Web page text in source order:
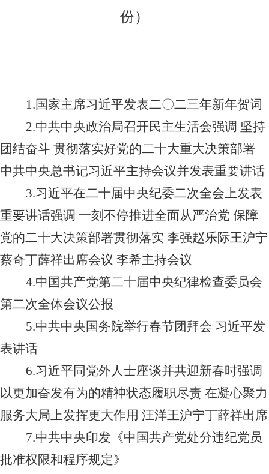
份）
1.国家主席习近平发表二〇二三年新年贺词
2.中共中央政治局召开民主生活会强调 坚持
团结奋斗 贯彻落实好党的二十大重大决策部署
中共中央总书记习近平主持会议并发表重要讲话
3.习近平在二十届中央纪委二次全会上发表
重要讲话强调 一刻不停推进全面从严治党 保障
党的二十大决策部署贯彻落实 李强赵乐际王沪宁
蔡奇丁薛祥出席会议 李希主持会议
4.中国共产党第二十届中央纪律检查委员会
第二次全体会议公报
5.中共中央国务院举行春节团拜会 习近平发
表讲话
6.习近平同党外人士座谈并共迎新春时强调
以更加奋发有为的精神状态履职尽责 在凝心聚力
服务大局上发挥更大作用 汪洋王沪宁丁薛祥出席
7.中共中央印发《中国共产党处分违纪党员
批准权限和程序规定》